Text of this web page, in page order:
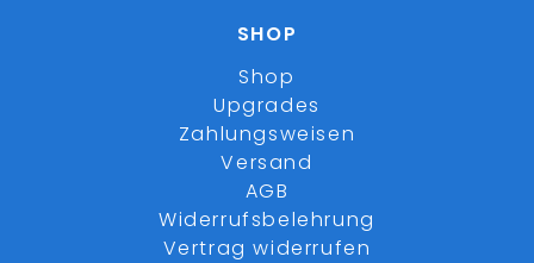
SHOP
Shop
Upgrades
Zahlungsweisen
Versand
AGB
Widerrufsbelehrung
Vertrag widerrufen